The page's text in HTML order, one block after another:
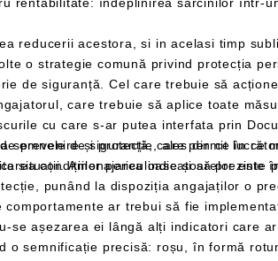
chiar
sarcină este să efectueze
care